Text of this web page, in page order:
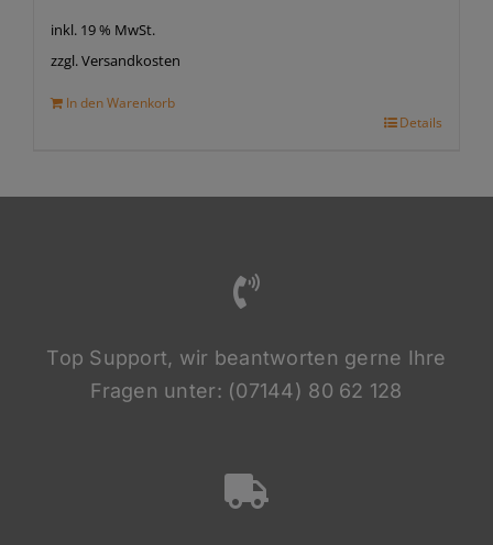
inkl. 19 % MwSt.
zzgl. Versandkosten
In den Warenkorb
Details
Top Support, wir beantworten gerne Ihre
Fragen unter: (07144) 80 62 128